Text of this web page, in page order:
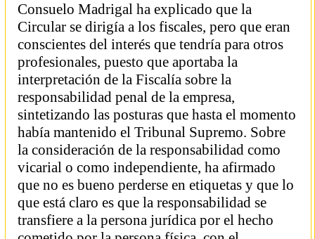
Consuelo Madrigal ha explicado que la
Circular se dirigía a los fiscales, pero que eran
conscientes del interés que tendría para otros
profesionales, puesto que aportaba la
interpretación de la Fiscalía sobre la
responsabilidad penal de la empresa,
sintetizando las posturas que hasta el momento
había mantenido el Tribunal Supremo. Sobre
la consideración de la responsabilidad como
vicarial o como independiente, ha afirmado
que no es bueno perderse en etiquetas y que lo
que está claro es que la responsabilidad se
transfiere a la persona jurídica por el hecho